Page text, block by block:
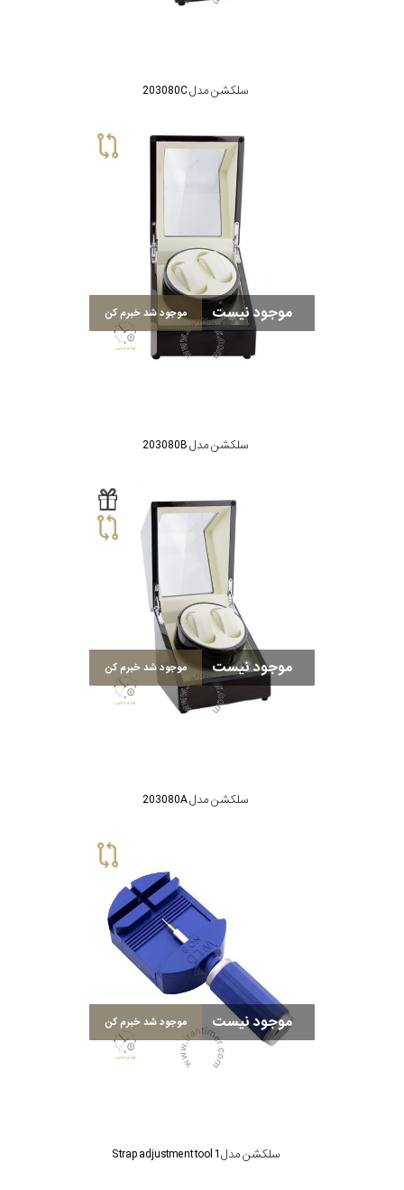
سلکشن مدل 203080C
موجود نیست موجود شد خبرم کن
سلکشن مدل 203080B
موجود نیست موجود شد خبرم کن
سلکشن مدل 203080A
موجود نیست موجود شد خبرم کن
سلکشن مدل Strap adjustment tool 1